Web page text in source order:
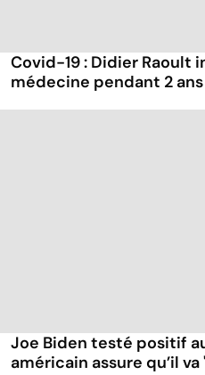
Covid-19 : Didier Raoult
médecine pendant 2 ans
Joe Biden testé positif
américain assure qu’il va